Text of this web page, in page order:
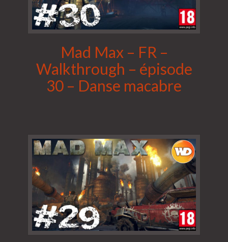
Mad Max – FR –
Walkthrough – épisode
30 – Danse macabre